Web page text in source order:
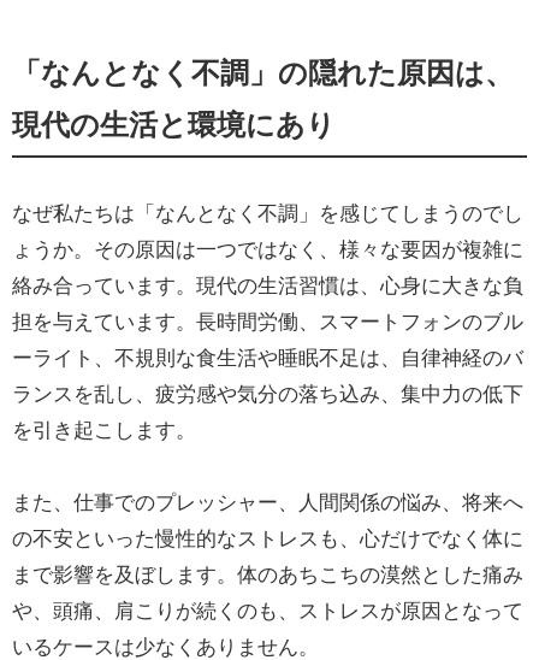
「なんとなく不調」の隠れた原因は、
現代の生活と環境にあり
なぜ私たちは「なんとなく不調」を感じてしまうのでし
ょうか。その原因は一つではなく、様々な要因が複雑に
絡み合っています。現代の生活習慣は、心身に大きな負
担を与えています。長時間労働、スマートフォンのブル
ーライト、不規則な食生活や睡眠不足は、自律神経のバ
ランスを乱し、疲労感や気分の落ち込み、集中力の低下
を引き起こします。
また、仕事でのプレッシャー、人間関係の悩み、将来へ
の不安といった慢性的なストレスも、心だけでなく体に
まで影響を及ぼします。体のあちこちの漠然とした痛み
や、頭痛、肩こりが続くのも、ストレスが原因となって
いるケースは少なくありません。